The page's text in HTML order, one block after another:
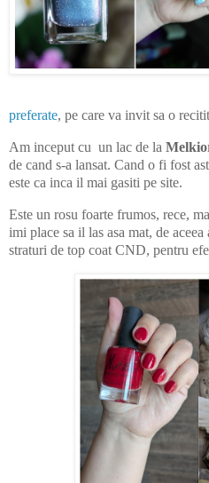
preferate, pe care va invit sa o
Am inceput cu un lac de la
de cand s-a lansat. Cand o fi fost
este ca inca il mai gasiti pe site.
Este un rosu foarte frumos, rece,
imi place sa il las asa mat, de
straturi de top coat CND, pentru